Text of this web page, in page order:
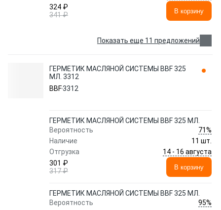
324 ₽
341 ₽
В корзину
Показать еще 11 предложений
ГЕРМЕТИК МАСЛЯНОЙ СИСТЕМЫ BBF 325
МЛ. 3312
BBF3312
ГЕРМЕТИК МАСЛЯНОЙ СИСТЕМЫ BBF 325 МЛ.
Вероятность
71%
Наличие
11 шт.
Отгрузка
14 - 16 августа
301 ₽
317 ₽
В корзину
ГЕРМЕТИК МАСЛЯНОЙ СИСТЕМЫ BBF 325 МЛ.
Вероятность
95%